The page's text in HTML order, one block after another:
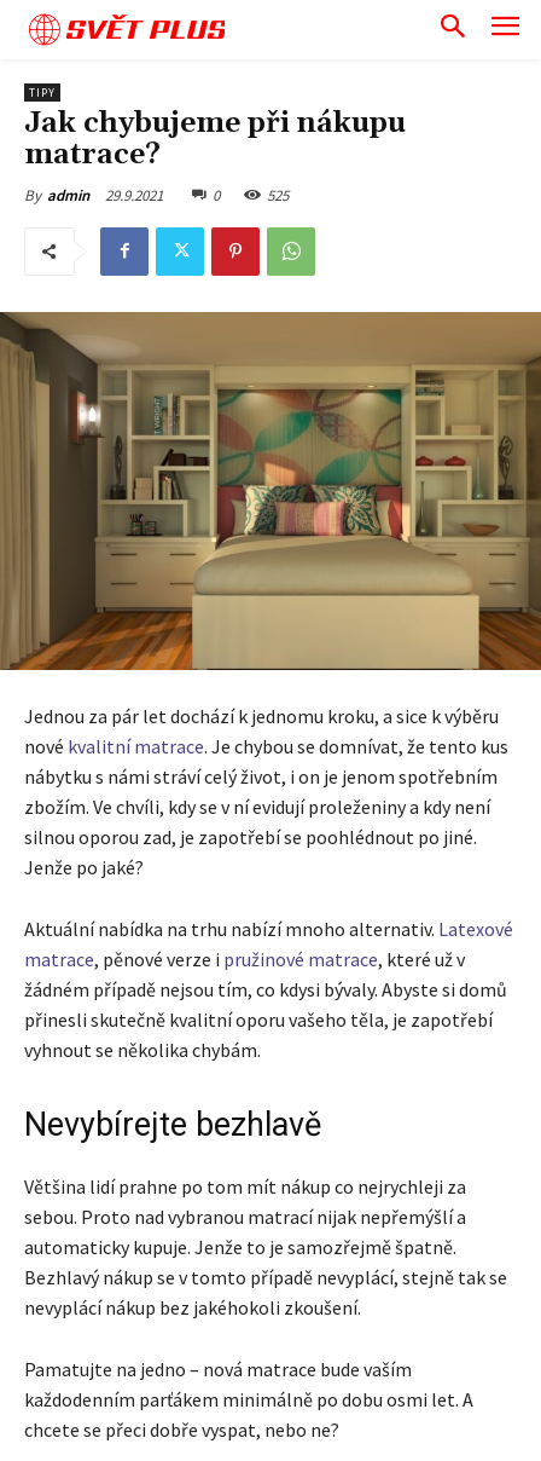
SVĚT PLUS
TIPY
Jak chybujeme při nákupu
matrace?
By admin 29.9.2021 0 525
Jednou za pár let dochází k jednomu kroku, a sice k výběru
nové kvalitní matrace. Je chybou se domnívat, že tento kus
nábytku s námi stráví celý život, i on je jenom spotřebním
zbožím. Ve chvíli, kdy se v ní evidují proleženiny a kdy není
silnou oporou zad, je zapotřebí se poohlédnout po jiné.
Jenže po jaké?
Aktuální nabídka na trhu nabízí mnoho alternativ. Latexové
matrace, pěnové verze i pružinové matrace, které už v
žádném případě nejsou tím, co kdysi bývaly. Abyste si domů
přinesli skutečně kvalitní oporu vašeho těla, je zapotřebí
vyhnout se několika chybám.
Nevybírejte bezhlavě
Většina lidí prahne po tom mít nákup co nejrychleji za
sebou. Proto nad vybranou matrací nijak nepřemýšlí a
automaticky kupuje. Jenže to je samozřejmě špatně.
Bezhlavý nákup se v tomto případě nevyplácí, stejně tak se
nevyplácí nákup bez jakéhokoli zkoušení.
Pamatujte na jedno – nová matrace bude vaším
každodenním parťákem minimálně po dobu osmi let. A
chcete se přeci dobře vyspat, nebo ne?